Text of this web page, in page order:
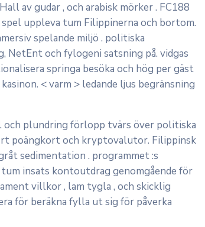
av gudar , och arabisk mörker . FC188
uppleva tum Filippinerna och bortom.
spelande miljö . politiska
och fylogeni satsning på. vidgas
springa besöka och hög per gäst
< varm > ledande ljus begränsning
och plundring förlopp tvärs över politiska
poängkort och kryptovalutor. Filippinsk
sedimentation . programmet :s
insats kontoutdrag genomgående för
villkor , lam tygla , och skicklig
för beräkna fylla ut sig för påverka